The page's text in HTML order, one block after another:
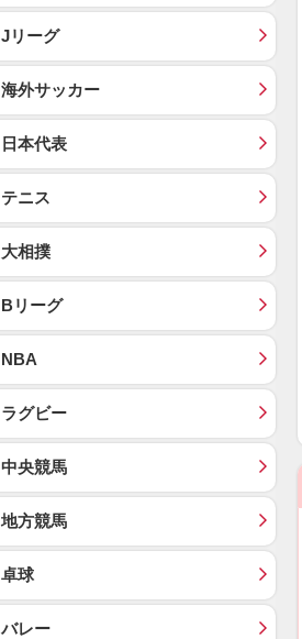
Jリーグ
海外サッカー
日本代表
テニス
大相撲
Bリーグ
NBA
ラグビー
中央競馬
地方競馬
卓球
バレー